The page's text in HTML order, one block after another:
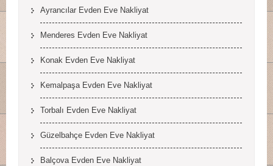
Ayrancılar Evden Eve Nakliyat
Menderes Evden Eve Nakliyat
Konak Evden Eve Nakliyat
Kemalpaşa Evden Eve Nakliyat
Torbalı Evden Eve Nakliyat
Güzelbahçe Evden Eve Nakliyat
Balçova Evden Eve Nakliyat